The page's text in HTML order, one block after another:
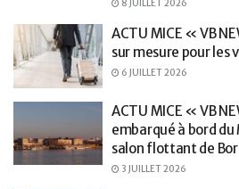
8 JUILLET 2026
ACTU MICE « VB
sur mesure pour les
6 JUILLET 2026
ACTU MICE « VB
embarqué à bord
salon flottant de
3 JUILLET 2026